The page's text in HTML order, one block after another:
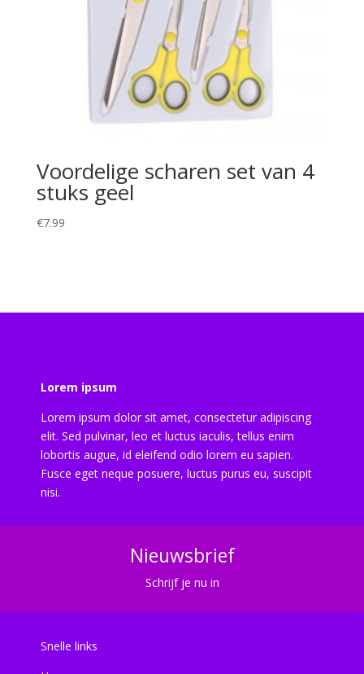
Voordelige scharen set van 4
stuks geel
€7.99
Lorem ipsum
Lorem ipsum dolor sit amet, consectetur adipiscing
elit. Sed pulvinar, leo et luctus iaculis, tellus enim
lobortis augue, id eleifend odio lorem eu sapien.
Fusce eget neque posuere, luctus purus eu, suscipit
nisi.
Nieuwsbrief
Schrijf je nu in
Snelle links